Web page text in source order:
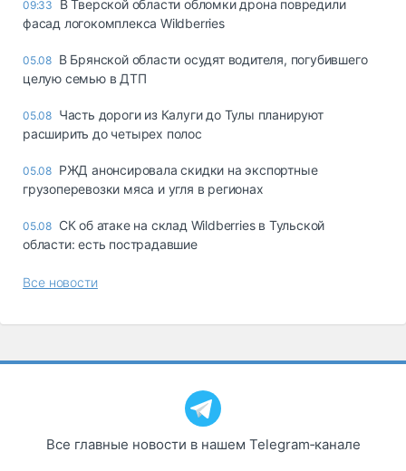
09:33
В Тверской области обломки дрона повредили
фасад логокомплекса Wildberries
05.08 В Брянской области осудят водителя, погубившего
целую семью в ДТП
05.08 Часть дороги из Калуги до Тулы планируют
расширить до четырех полос
05.08 РЖД анонсировала скидки на экспортные
грузоперевозки мяса и угля в регионах
05.08 СК об атаке на склад Wildberries в Тульской
области: есть пострадавшие
Все новости
Все главные новости в нашем Telegram‑канале